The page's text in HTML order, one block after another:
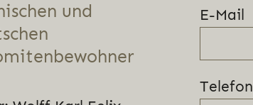
und
E-Mail
Telefon